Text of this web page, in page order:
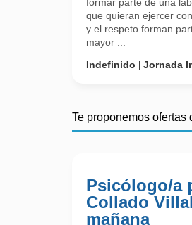
que quieran ejercer
y el respeto forman
mayor ...
Indefinido
Jornada
Te proponemos ofertas
Psicólogo/a
Collado
mañana